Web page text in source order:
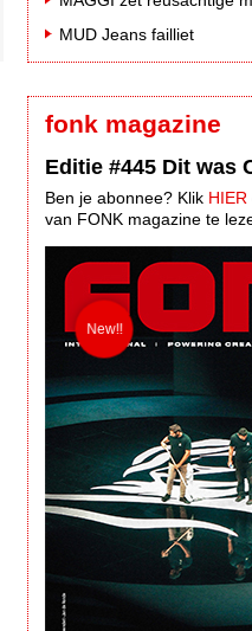
MUD Jeans failliet
fonk magazine
Editie #445 Dit was
Ben je abonnee? Klik HIER
van FONK magazine te